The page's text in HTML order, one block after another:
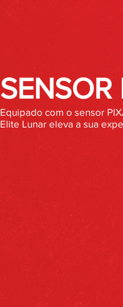
Equipado com o sensor
Elite Lunar eleva a sua